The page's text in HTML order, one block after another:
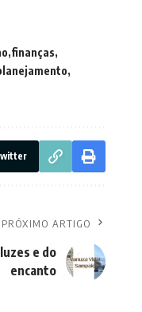
finanças
PRÓXIMO ARTIGO
e do
encanto